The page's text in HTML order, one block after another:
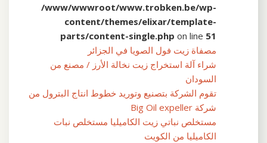
/www/wwwroot/www.trobken.be/wp-
content/themes/elixar/template-
parts/content-single.php on line 51
مصفاة زيت فول الصويا في الجزائر
شراء آلة استخراج زيت نخالة الأرز / مصنع من
السودان
تقوم الشركة بتصنيع وتوريد خطوط انتاج البترول من
شركة Big Oil expeller
مستخلص نباتي زيت الكاميليا مستخلص نبات
الكاميليا من الكويت